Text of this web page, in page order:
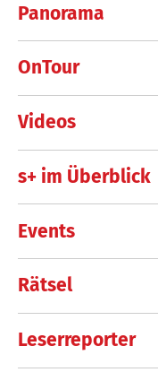
Panorama
OnTour
Videos
s+ im Überblick
Events
Rätsel
Leserreporter